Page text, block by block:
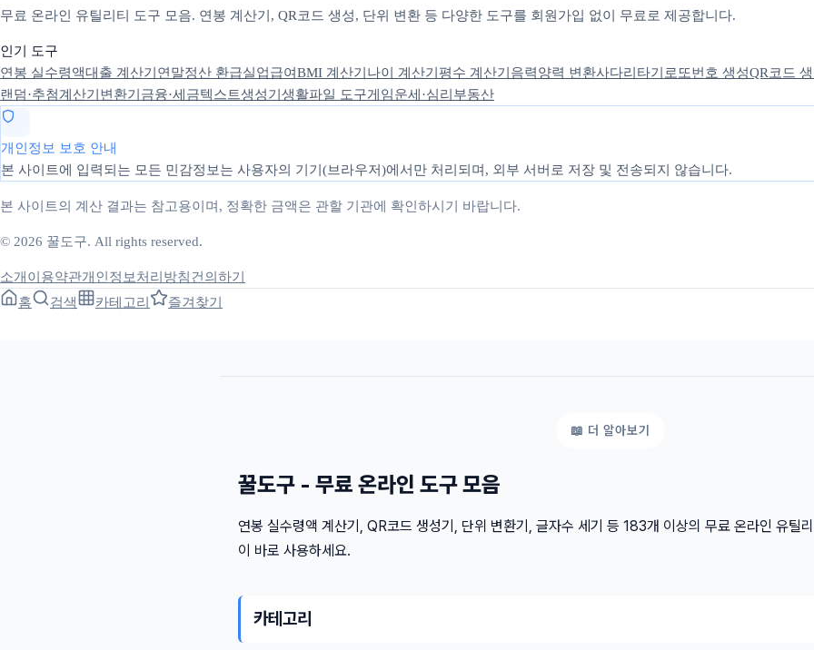
무료 온라인 유틸리티 도구 모음. 연봉 계산기, QR코드 생성, 단위 변환 등 다양한 도구를 회원가입 없이 무료로 제공합니다.
인기 도구
연봉 실수령액대출 계산기 연말정산 환급실업급여BMI 계산기 나이 계산기 평수 계산기 음력양력 변환사다리타기 로또번호 생성QR코드
랜덤·추첨계산기 변환기 금융·세금텍스트생성기 생활파일 도구게임운세·심리 부동산
개인정보 보호 안내
본 사이트에 입력되는 모든 민감정보는 사용자의 기기(브라우저)에서만 처리되며, 외부 서버로 저장 및 전송되지 않습니다.
본 사이트의 계산 결과는 참고용이며, 정확한 금액은 관할 기관에 확인하시기 바랍니다.
© 2026 꿀도구. All rights reserved.
소개 이용약관개인정보처리방침건의하기
홈
검색 카테고리 즐겨찾기
꿀도구 - 무료 온라인 도구 모음
연봉 실수령액 계산기, QR코드 생성기, 단위 변환기, 글자수 세기 등 183개 이상의 무료 온라인 유틸
이 바로 사용하세요.
카테고리